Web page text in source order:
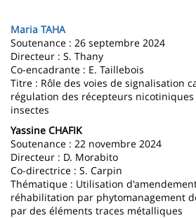
content
Contenu
de
la
page
principale
Maria TAHA
Soutenance : 26 septembre 2024
Directeur : S. Thany
Co-encadrante : E. Taillebois
Titre : Rôle des voies de signalisation
régulation des récepteurs
insectes
Yassine CHAFIK
Soutenance : 22 novembre 2024
Directeur : D. Morabito
Co-directrice : S. Carpin
Thématique : Utilisation
réhabilitation par phytomanagement
par des éléments traces métalliques